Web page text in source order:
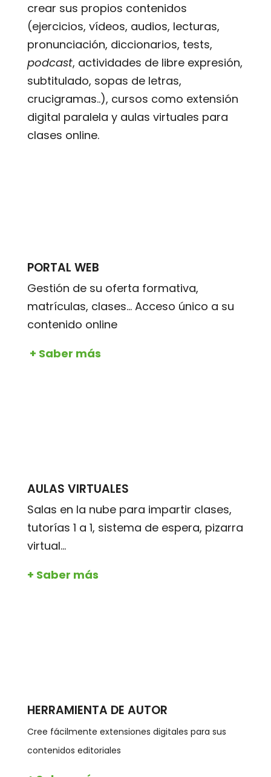
crear sus propios contenidos
(ejercicios, vídeos, audios, lecturas,
pronunciación, diccionarios, tests,
podcast, actividades de libre expresión,
subtitulado, sopas de letras,
crucigramas..), cursos como extensión
digital paralela y aulas virtuales para
clases online.
PORTAL WEB
Gestión de su oferta formativa,
matrículas, clases... Acceso único a su
contenido online
+ Saber más
AULAS VIRTUALES
Salas en la nube para impartir clases,
tutorías 1 a 1, sistema de espera, pizarra
virtual...
+ Saber más
HERRAMIENTA DE AUTOR
Cree fácilmente extensiones digitales para sus
contenidos editoriales